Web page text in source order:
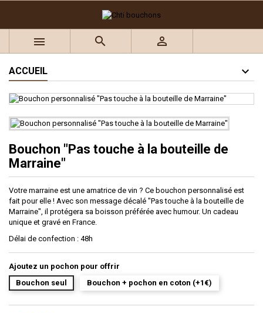
Ajouter à ma liste d'envies
((cancelText)) ((createText))
Vous devez être connecté pour ajouter des produits à
((cancelText)) ((loginText))
  
ACCUEIL
Bouchon "Pas touche à la bouteille de
Marraine"
Votre marraine est une amatrice de vin ? Ce bouchon personnalisé est
fait pour elle ! Avec son message décalé "Pas touche à la bouteille de
Marraine", il protégera sa boisson préférée avec humour. Un cadeau
unique et gravé en France.
Délai de confection : 48h
Ajoutez un pochon pour offrir
Bouchon seul
Bouchon + pochon en coton (+1€)